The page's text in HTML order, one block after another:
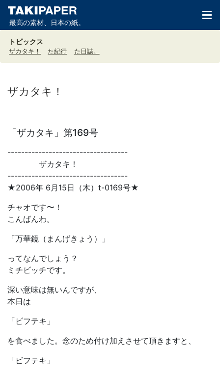
最高の素材、日本の紙。
トピックス
ザカタキ！ た紀行 た日誌。
ザカタキ！
「ザカタキ」第169号
-----------------------------------
ザカタキ！
-----------------------------------
★2006年 6月15日（木）t-0169号★
チャオです〜！
こんばんわ。
「万華鏡（まんげきょう）」
ってなんでしょう？
ミチビッチです。
深い意味は無いんですが、
本日は
「ビフテキ」
を食べました。念のため付け加えさせて頂きますと、
「ビフテキ」